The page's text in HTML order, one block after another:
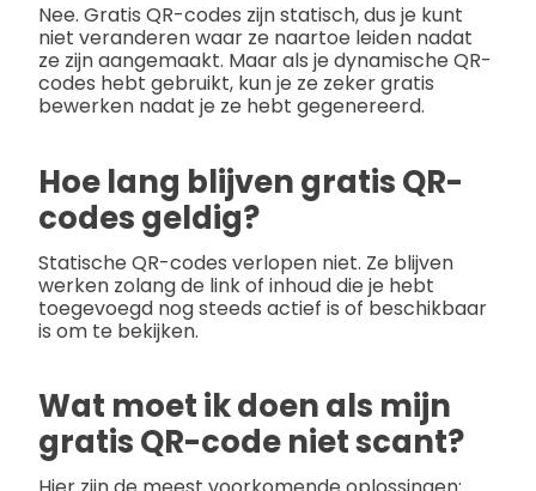
Nee. Gratis QR-codes zijn statisch, dus je kunt
niet veranderen waar ze naartoe leiden nadat
ze zijn aangemaakt. Maar als je dynamische QR-
codes hebt gebruikt, kun je ze zeker gratis
bewerken nadat je ze hebt gegenereerd.
Hoe lang blijven gratis QR-
codes geldig?
Statische QR-codes verlopen niet. Ze blijven
werken zolang de link of inhoud die je hebt
toegevoegd nog steeds actief is of beschikbaar
is om te bekijken.
Wat moet ik doen als mijn
gratis QR-code niet scant?